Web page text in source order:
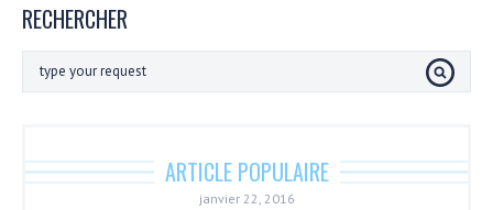
RECHERCHER
ARTICLE POPULAIRE
janvier 22, 2016